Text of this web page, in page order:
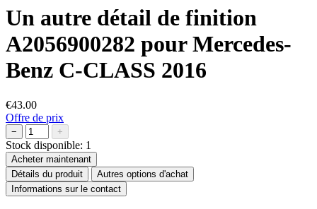
Un autre détail de finition
A2056900282 pour Mercedes-
Benz C-CLASS 2016
€43.00
Offre de prix
− +
Stock disponible: 1
Acheter maintenant
Détails du produit
Autres options d'achat
Informations sur le contact